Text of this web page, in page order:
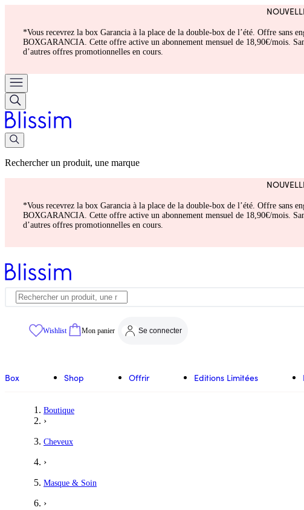
*Vous recevrez la box Garancia à la place de la double-box de l’été. Offre sans
BOXGARANCIA. Cette offre active un abonnement mensuel de 18,90€/mois.
d’autres offres promotionnelles en cours.
Rechercher un produit, une marque
*Vous recevrez la box Garancia à la place de la double-box de l’été. Offre sans
BOXGARANCIA. Cette offre active un abonnement mensuel de 18,90€/mois.
d’autres offres promotionnelles en cours.
Wishlist Mon panier Se connecter
Box Shop Offrir Editions Limitées
Boutique
›
Cheveux
›
Masque & Soin
›